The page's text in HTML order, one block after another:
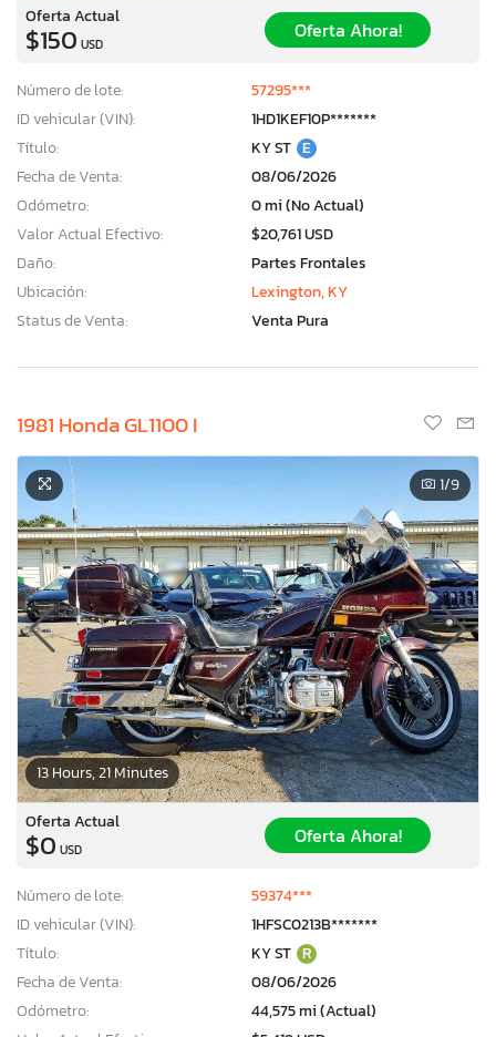
Oferta Actual
$150 USD
Oferta Ahora!
Número de lote:
57295***
ID vehicular (VIN):
1HD1KEF10P*******
Título:
KY ST E
Fecha de Venta:
08/06/2026
Odómetro:
0 mi (No Actual)
Valor Actual Efectivo:
$20,761 USD
Daño:
Partes Frontales
Ubicación:
Lexington, KY
Status de Venta:
Venta Pura
1981 Honda GL1100 I
13 Hours, 21 Minutes
1/9
Oferta Actual
$0 USD
Oferta Ahora!
Número de lote:
59374***
ID vehicular (VIN):
1HFSC0213B*******
Título:
KY ST R
Fecha de Venta:
08/06/2026
Odómetro:
44,575 mi (Actual)